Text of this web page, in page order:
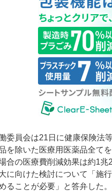
委員会は21日に健康保険法
を除いた医療用医薬品全て
合の医療費削減効果は約1
に向けた検討について「施
ることが必要」と答弁した。